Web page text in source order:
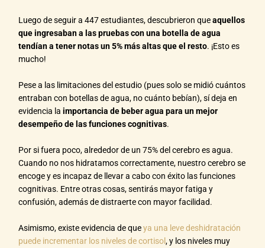
Luego de seguir a 447 estudiantes, descubrieron queaquellos
que ingresaban a las pruebas con una botella de agua
tendían a tener notas un 5% más altas que el resto. ¡Esto es
mucho!
Pese a las limitaciones del estudio (pues solo se midió cuántos
entraban con botellas de agua, no cuánto bebían), sí deja en
evidencia laimportancia de beber agua para un mejor
desempeño de las funciones cognitivas.
Por si fuera poco, alrededor de un 75% del cerebro es agua.
Cuando no nos hidratamos correctamente, nuestro cerebro se
encoge y es incapaz de llevar a cabo con éxito las funciones
cognitivas. Entre otras cosas, sentirás mayor fatiga y
confusión, además de distraerte con mayor facilidad.
Asimismo, existe evidencia de queya una leve deshidratación
puede incrementar los niveles de cortisol, y los niveles muy